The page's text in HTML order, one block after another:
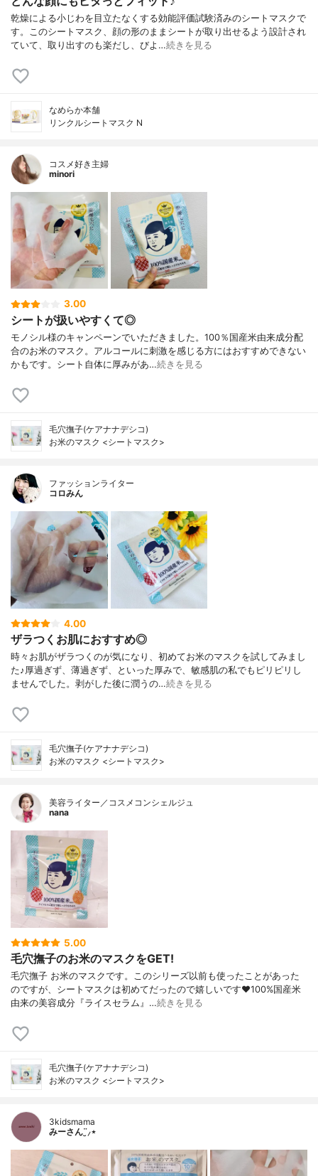
乾燥による小じわを目立たなくする効能評価試験済みのシートマスクで
す。このシートマスク、顔の形のままシートが取り出せるよう設計され
ていて、取り出すのも楽だし、びよ…続きを見る
なめらか本舗
リンクルシートマスク N
コスメ好き主婦
minori
3.00
シートが扱いやすくて◎
モノシル様のキャンペーンでいただきました。100％国産米由来成分配
合のお米のマスク。アルコールに刺激を感じる方にはおすすめできない
かもです。シート自体に厚みがあ…続きを見る
毛穴撫子(ケアナナデシコ)
お米のマスク <シートマスク>
ファッションライター
コロみん
4.00
ザラつくお肌におすすめ◎
時々お肌がザラつくのが気になり、初めてお米のマスクを試してみまし
た♪厚過ぎず、薄過ぎず、といった厚みで、敏感肌の私でもピリピリし
ませんでした。剥がした後に潤うの…続きを見る
毛穴撫子(ケアナナデシコ)
お米のマスク <シートマスク>
美容ライター／コスメコンシェルジュ
nana
5.00
毛穴撫子のお米のマスクをGET!
毛穴撫子 お米のマスクです。このシリーズ以前も使ったことがあった
のですが、シートマスクは初めてだったので嬉しいです❤100%国産米
由来の美容成分『ライスセラム』…続きを見る
毛穴撫子(ケアナナデシコ)
お米のマスク <シートマスク>
3kidsmama
みーさん¨̮⸝⋆